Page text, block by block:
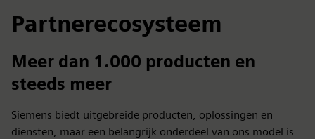
Partnerecosysteem
Meer dan 1.000 producten en
steeds meer
Siemens biedt uitgebreide producten, oplossingen en
diensten, maar een belangrijk onderdeel van ons model is